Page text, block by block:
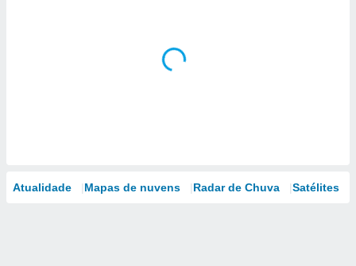
Atualidade Mapas de nuvens Radar de Chuva Satélites